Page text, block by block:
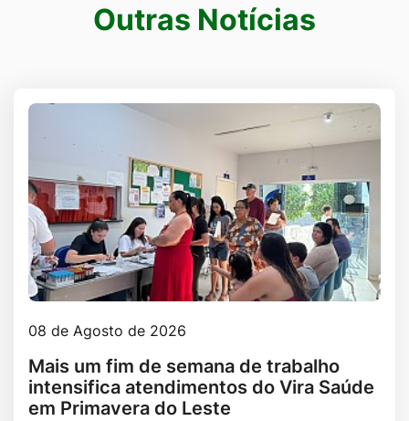
Outras notíciasOutras Notícias
08 de Agosto de 2026
Mais um fim de semana de trabalho
intensifica atendimentos do Vira Saúde
em Primavera do Leste